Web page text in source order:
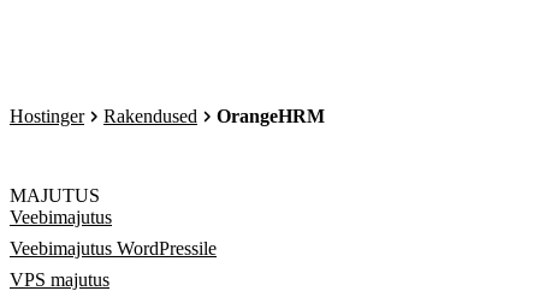
Hostinger Rakendused OrangeHRM
MAJUTUS
Veebimajutus
Veebimajutus WordPressile
VPS majutus